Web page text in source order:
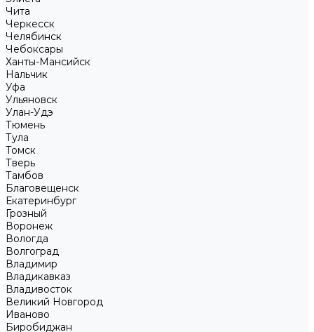
Чита
Черкесск
Челябинск
Чебоксары
Ханты-Мансийск
Нальчик
Уфа
Ульяновск
Улан-Удэ
Тюмень
Тула
Томск
Тверь
Тамбов
Благовещенск
Екатеринбург
Грозный
Воронеж
Вологда
Волгоград
Владимир
Владикавказ
Владивосток
Великий Новгород
Иваново
Биробиджан